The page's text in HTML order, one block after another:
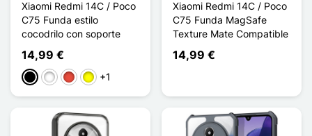
Xiaomi Redmi 14C / Poco
C75 Funda estilo
cocodrilo con soporte
14,99 €
NegroBlancoRojoAmarillo
+1
Xiaomi Redmi 14C / Poco
C75 Funda MagSafe
Texture Mate Compatible
14,99 €